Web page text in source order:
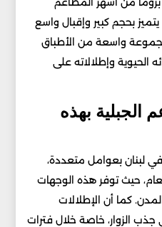
بحجم كبير وإقبال واسع
واسعة من الأطباق
الحيوية وإطلالاته على
الجبلية بهذه
لبنان بعوامل متعددة،
حيث توفر هذه الوجهات
كما أن الإطلالات
جذب الزوار، خاصة خلال فترات